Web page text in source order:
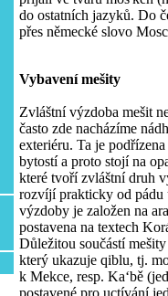
do ostatních jazyků. Do
přes německé slovo
Vybavení mešity
Zvláštní výzdoba mešit
často zde nacházíme
exteriéru. Ta je
bytostí a proto stojí na
které tvoří zvláštní druh
rozvíjí prakticky od pádu
výzdoby je založen na
postavena na textech
Důležitou součástí
který ukazuje qiblu, tj.
k Mekce, resp. Ka‘bě
postavené pro uctívání